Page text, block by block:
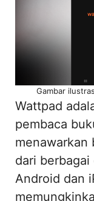
Gambar
Wattpad
pembaca
menawarkan
dari
Android dan